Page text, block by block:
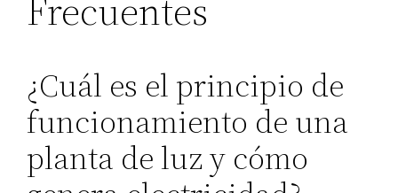
Frecuentes
¿Cuál es el principio de
funcionamiento de una
planta de luz y cómo